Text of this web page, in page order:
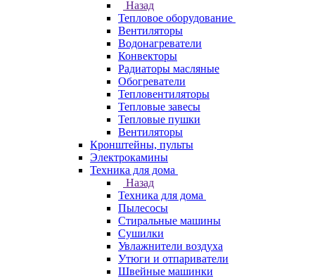
Назад
Тепловое оборудование
Вентиляторы
Водонагреватели
Конвекторы
Радиаторы масляные
Обогреватели
Тепловентиляторы
Тепловые завесы
Тепловые пушки
Вентиляторы
Кронштейны, пульты
Электрокамины
Техника для дома
Назад
Техника для дома
Пылесосы
Стиральные машины
Сушилки
Увлажнители воздуха
Утюги и отпариватели
Швейные машинки